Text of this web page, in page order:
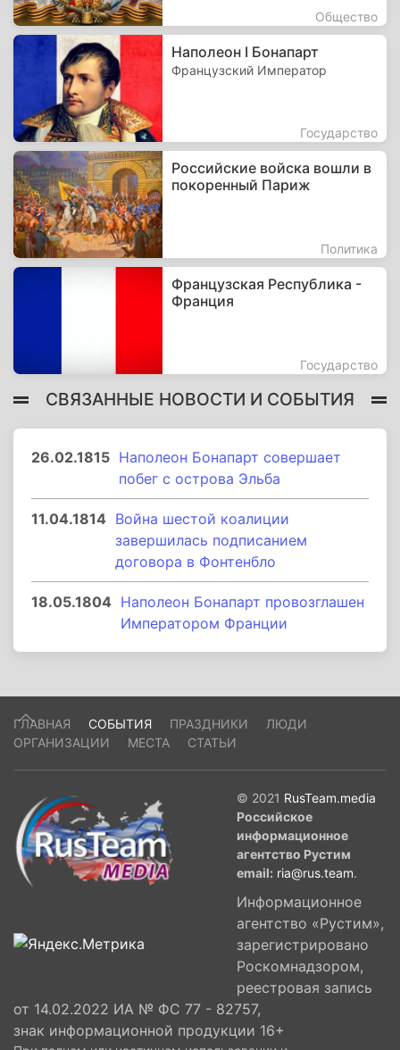
Общество
Наполеон I Бонапарт
Французский Император
Государство
Российские войска вошли в
покоренный Париж
Политика
Французская Республика -
Франция
Государство
СВЯЗАННЫЕ НОВОСТИ И СОБЫТИЯ
26.02.1815 Наполеон Бонапарт совершает
побег с острова Эльба
11.04.1814 Война шестой коалиции
завершилась подписанием
договора в Фонтенбло
18.05.1804 Наполеон Бонапарт провозглашен
Императором Франции
ГЛАВНАЯ СОБЫТИЯ ПРАЗДНИКИ
ЛЮДИ
ОРГАНИЗАЦИИ
МЕСТА СТАТЬИ
© 2021 RusTeam.media
Российское
информационное
агентство Рустим
email: ria@rus.team.
Информационное
агентство «Рустим»,
зарегистрировано
Роскомнадзором,
реестровая запись
от 14.02.2022 ИА № ФС 77 - 82757,
знак информационной продукции 16+